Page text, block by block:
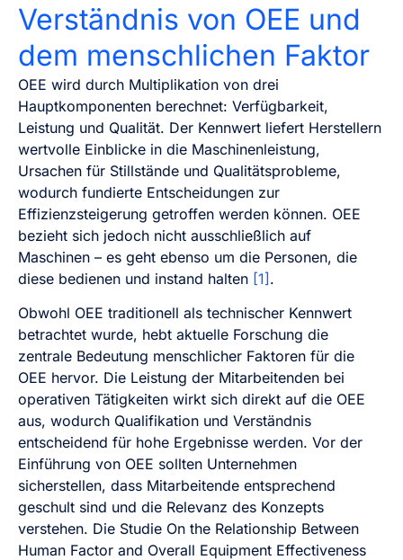
Verständnis von OEE und
dem menschlichen Faktor
OEE wird durch Multiplikation von drei
Hauptkomponenten berechnet: Verfügbarkeit,
Leistung und Qualität. Der Kennwert liefert Herstellern
wertvolle Einblicke in die Maschinenleistung,
Ursachen für Stillstände und Qualitätsprobleme,
wodurch fundierte Entscheidungen zur
Effizienzsteigerung getroffen werden können. OEE
bezieht sich jedoch nicht ausschließlich auf
Maschinen – es geht ebenso um die Personen, die
diese bedienen und instand halten [1].
Obwohl OEE traditionell als technischer Kennwert
betrachtet wurde, hebt aktuelle Forschung die
zentrale Bedeutung menschlicher Faktoren für die
OEE hervor. Die Leistung der Mitarbeitenden bei
operativen Tätigkeiten wirkt sich direkt auf die OEE
aus, wodurch Qualifikation und Verständnis
entscheidend für hohe Ergebnisse werden. Vor der
Einführung von OEE sollten Unternehmen
sicherstellen, dass Mitarbeitende entsprechend
geschult sind und die Relevanz des Konzepts
verstehen. Die Studie On the Relationship Between
Human Factor and Overall Equipment Effectiveness